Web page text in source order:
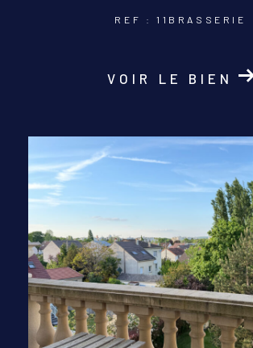
REF : 11BRASSERIE
VOIR LE BIEN